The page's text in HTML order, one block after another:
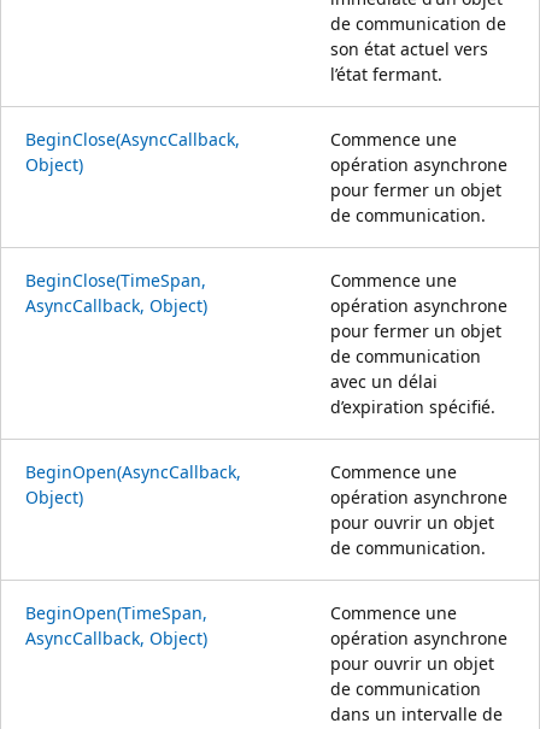
de communication de
son état actuel vers
l’état fermant.
BeginClose(AsyncCallback,
Object)
Commence une
opération asynchrone
pour fermer un objet
de communication.
BeginClose(TimeSpan,
AsyncCallback, Object)
Commence une
opération asynchrone
pour fermer un objet
de communication
avec un délai
d’expiration spécifié.
BeginOpen(AsyncCallback,
Object)
Commence une
opération asynchrone
pour ouvrir un objet
de communication.
BeginOpen(TimeSpan,
AsyncCallback, Object)
Commence une
opération asynchrone
pour ouvrir un objet
de communication
dans un intervalle de